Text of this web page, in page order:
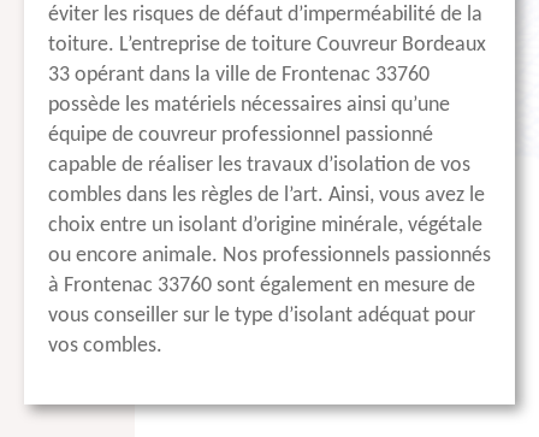
éviter les risques de défaut d’imperméabilité de la
toiture. L’entreprise de toiture Couvreur Bordeaux
33 opérant dans la ville de Frontenac 33760
possède les matériels nécessaires ainsi qu’une
équipe de couvreur professionnel passionné
capable de réaliser les travaux d’isolation de vos
combles dans les règles de l’art. Ainsi, vous avez le
choix entre un isolant d’origine minérale, végétale
ou encore animale. Nos professionnels passionnés
à Frontenac 33760 sont également en mesure de
vous conseiller sur le type d’isolant adéquat pour
vos combles.